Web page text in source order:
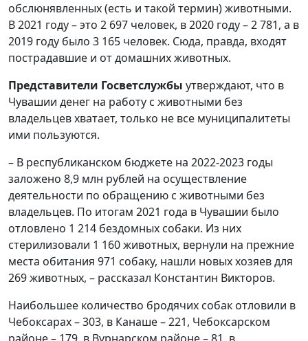
обслюнявленных (есть и такой термин) животными.
В 2021 году – это 2 697 человек, в 2020 году – 2 781, а в
2019 году было 3 165 человек. Сюда, правда, входят
пострадавшие и от домашних животных.
Представители Госветслужбы утверждают, что в
Чувашии денег на работу с животными без
владельцев хватает, только не все муниципалитеты
ими пользуются.
– В республиканском бюджете на 2022-2023 годы
заложено 8,9 млн рублей на осуществление
деятельности по обращению с животными без
владельцев. По итогам 2021 года в Чувашии было
отловлено 1 214 бездомных собаки. Из них
стерилизовали 1 160 животных, вернули на прежние
места обитания 971 собаку, нашли новых хозяев для
269 животных, – рассказал Константин Викторов.
Наибольшее количество бродячих собак отловили в
Чебоксарах – 303, в Канаше – 221, Чебоксарском